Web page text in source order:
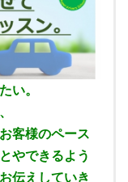
い。
客様のペース
やできるよう
伝えしていき